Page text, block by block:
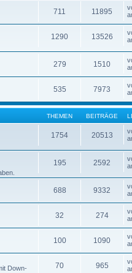
711 11895
1290 13526
279 1510
535 7973
THEMEN BEITRÄGE
1754 20513
195 2592
688 9332
32 274
100 1090
Down-
70 965